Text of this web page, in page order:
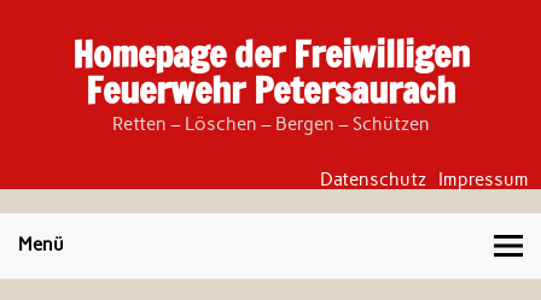
Homepage der Freiwilligen
Feuerwehr Petersaurach
Retten – Löschen – Bergen – Schützen
Datenschutz Impressum
Menü